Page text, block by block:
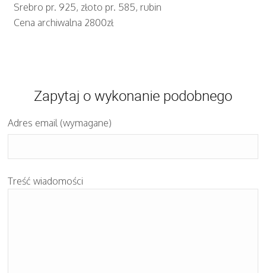
Srebro pr. 925, złoto pr. 585, rubin
Cena archiwalna 2800zł
Zapytaj o wykonanie podobnego
Adres email (wymagane)
Treść wiadomości